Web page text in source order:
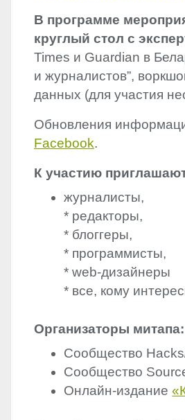
В программе
круглый стол с
Times и Guardian в
и журналистов”,
данных (для участия
Обновления
Facebook.
К участию
журналисты,
* редакторы,
* блоггеры,
* программисты,
* web-дизайнеры
* все, кому
Организаторы митапа:
Сообщество
Сообщество
Онлайн-издание